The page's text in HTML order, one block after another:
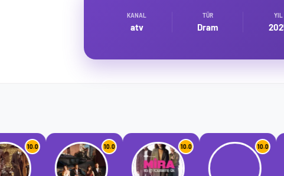
KANAL
atv
TÜR
Dram
YIL